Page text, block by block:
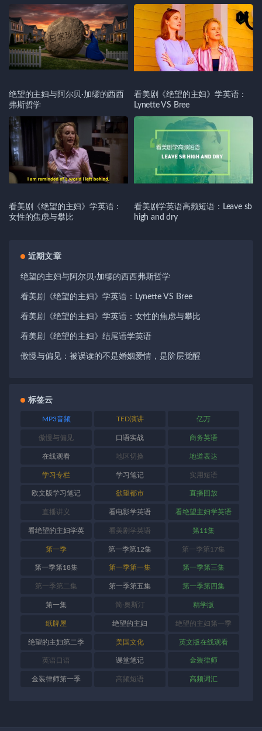
绝望的主妇与阿尔贝·加缪的西西
弗斯哲学
看美剧《绝望的主妇》学英语：
Lynette VS Bree
看美剧《绝望的主妇》学英语：
女性的焦虑与攀比
看美剧学英语高频短语：Leave sb
high and dry
近期文章
绝望的主妇与阿尔贝·加缪的西西弗斯哲学
看美剧《绝望的主妇》学英语：Lynette VS Bree
看美剧《绝望的主妇》学英语：女性的焦虑与攀比
看美剧《绝望的主妇》结尾语学英语
傲慢与偏见：被误读的不是婚姻爱情，是阶层觉醒
标签云
MP3音频 TED演讲 亿万
傲慢与偏见 口语实战 商务英语
在线观看 地区切换 地道表达
学习专栏 学习笔记 实用短语
欧文版学习笔记 欲望都市 直播回放
直播讲义 看电影学英语 看绝望主妇学英语
看绝望的主妇学英
语
看美剧学英语 第11集
第一季 第一季第12集 第一季第17集
第一季第18集 第一季第一集 第一季第三集
第一季第二集 第一季第五集 第一季第四集
第一集 简·奥斯汀 精学版
纸牌屋 绝望的主妇 绝望的主妇第一季
绝望的主妇第二季 美国文化 英文版在线观看
英语口语 课堂笔记 金装律师
金装律师第一季 高频短语 高频词汇